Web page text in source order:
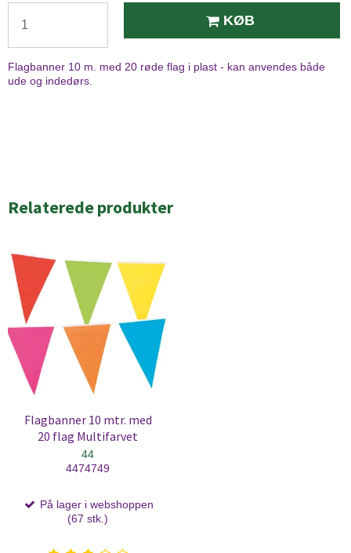
KØB
Flagbanner 10 m. med 20 røde flag i plast - kan anvendes både
ude og indedørs.
Relaterede produkter
Flagbanner 10 mtr. med
20 flag Multifarvet
44
4474749
På lager i webshoppen
(67 stk.)